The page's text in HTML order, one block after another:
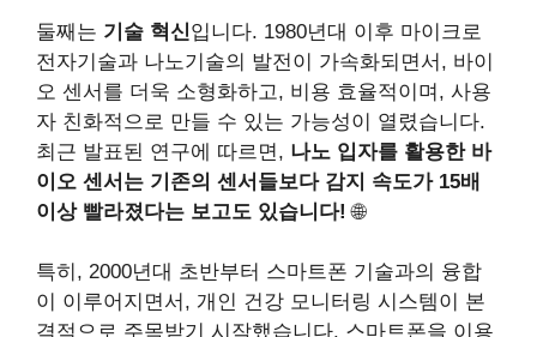
둘째는 기술 혁신입니다. 1980년대 이후 마이크로
전자기술과 나노기술의 발전이 가속화되면서, 바이
오 센서를 더욱 소형화하고, 비용 효율적이며, 사용
자 친화적으로 만들 수 있는 가능성이 열렸습니다.
최근 발표된 연구에 따르면, 나노 입자를 활용한 바
이오 센서는 기존의 센서들보다 감지 속도가 15배
이상 빨라졌다는 보고도 있습니다! 🌐
특히, 2000년대 초반부터 스마트폰 기술과의 융합
이 이루어지면서, 개인 건강 모니터링 시스템이 본
격적으로 주목받기 시작했습니다. 스마트폰을 이용